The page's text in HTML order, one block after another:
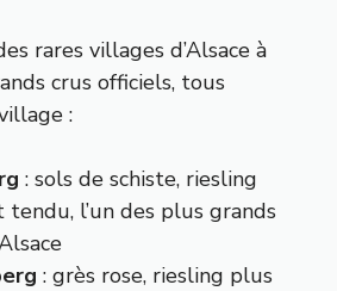
rares villages d’Alsace à
crus officiels, tous
:
: sols de schiste, riesling
l’un des plus grands
: grès rose, riesling plus